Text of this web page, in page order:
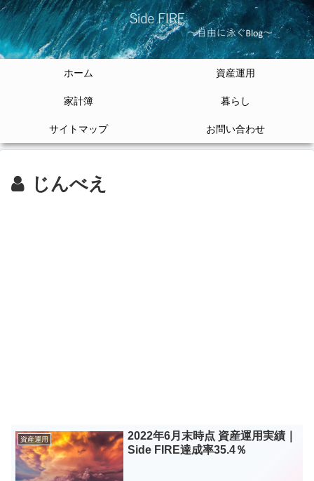
ホーム 資産運用
家計簿 暮らし
サイトマップ お問い合わせ
じんべえ
資産運用
2022年6月末時点 資産運用実績｜
Side FIRE達成率35.4％